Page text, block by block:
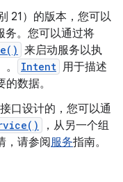
21）的版本，您可以
务。您可以通过将
来启动服务以执
Intent 用于描述
数据。
口设计的，您可以通
，从另一个组
，请参阅服务指南。